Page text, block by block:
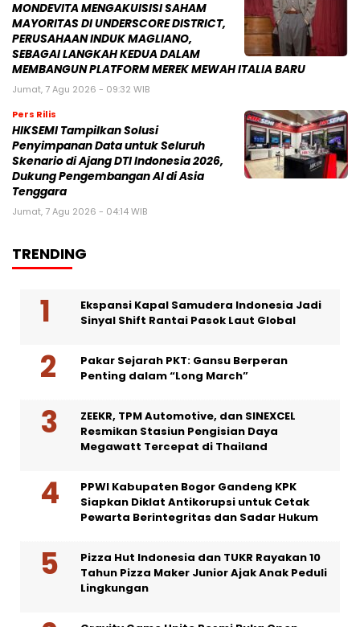
MONDEVITA MENGAKUISISI SAHAM
MAYORITAS DI UNDERSCORE DISTRICT,
PERUSAHAAN INDUK MAGLIANO,
SEBAGAI LANGKAH KEDUA DALAM
MEMBANGUN PLATFORM MEREK MEWAH ITALIA BARU
Jumat, 7 Agu 2026 - 09:32 WIB
Pers Rilis
HIKSEMI Tampilkan Solusi
Penyimpanan Data untuk Seluruh
Skenario di Ajang DTI Indonesia 2026,
Dukung Pengembangan AI di Asia
Tenggara
Jumat, 7 Agu 2026 - 04:14 WIB
TRENDING
Ekspansi Kapal Samudera Indonesia Jadi
Sinyal Shift Rantai Pasok Laut Global
Pakar Sejarah PKT: Gansu Berperan
Penting dalam “Long March”
ZEEKR, TPM Automotive, dan SINEXCEL
Resmikan Stasiun Pengisian Daya
Megawatt Tercepat di Thailand
PPWI Kabupaten Bogor Gandeng KPK
Siapkan Diklat Antikorupsi untuk Cetak
Pewarta Berintegritas dan Sadar Hukum
Pizza Hut Indonesia dan TUKR Rayakan 10
Tahun Pizza Maker Junior Ajak Anak Peduli
Lingkungan